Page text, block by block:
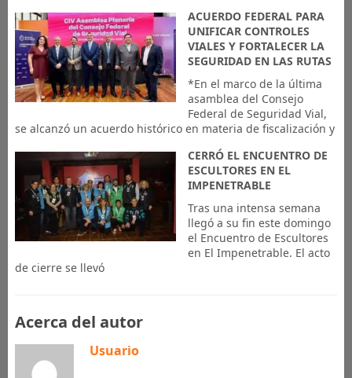
ACUERDO FEDERAL PARA
UNIFICAR CONTROLES
VIALES Y FORTALECER LA
SEGURIDAD EN LAS RUTAS
*En el marco de la última
asamblea del Consejo
Federal de Seguridad Vial,
se alcanzó un acuerdo histórico en materia de fiscalización y
CERRÓ EL ENCUENTRO DE
ESCULTORES EN EL
IMPENETRABLE
Tras una intensa semana
llegó a su fin este domingo
el Encuentro de Escultores
en El Impenetrable. El acto
de cierre se llevó
Acerca del autor
Usuario